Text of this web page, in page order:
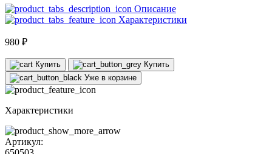
Описание
Характеристики
980 ₽
Купить
Купить
Уже в корзине
Характеристики
Артикул: